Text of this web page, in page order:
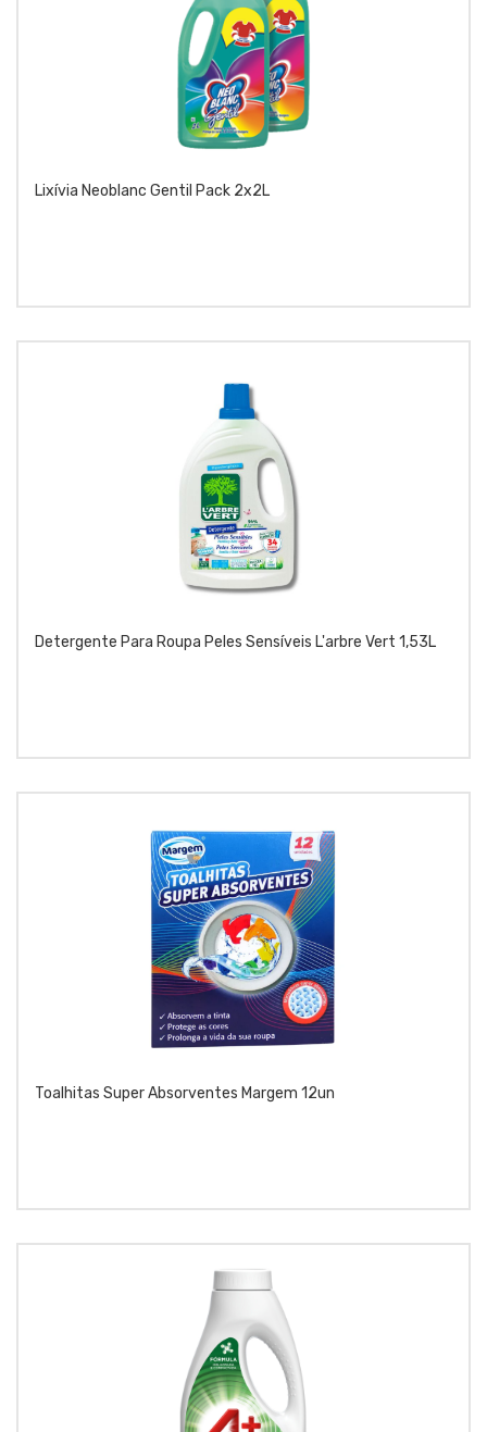
Lixívia Neoblanc Gentil Pack 2x2L
Detergente Para Roupa Peles Sensíveis L'arbre Vert 1,53L
Toalhitas Super Absorventes Margem 12un